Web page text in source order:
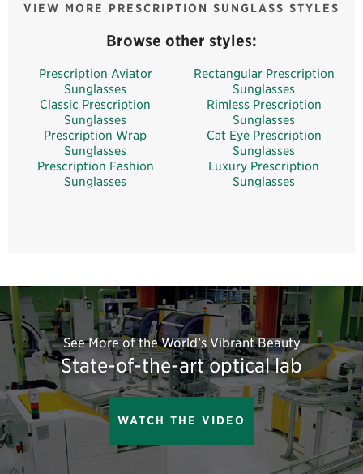
VIEW MORE PRESCRIPTION SUNGLASS STYLES
Browse other styles:
Prescription Aviator
Sunglasses
Classic Prescription
Sunglasses
Prescription Wrap
Sunglasses
Prescription Fashion
Sunglasses
Rectangular Prescription
Sunglasses
Rimless Prescription
Sunglasses
Cat Eye Prescription
Sunglasses
Luxury Prescription
Sunglasses
See More of the World’s Vibrant Beauty
State-of-the-art optical lab
WATCH THE VIDEO